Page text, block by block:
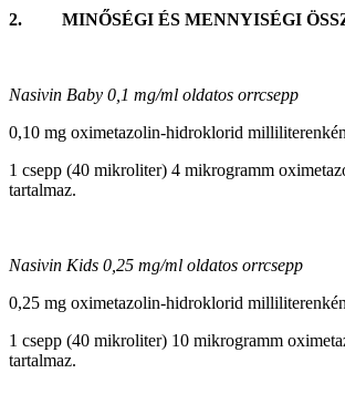
2. MINŐSÉGI ÉS MENNYISÉGI
Nasivin Baby 0,1 mg/ml oldatos orrcsepp
0,10 mg oximetazolin-hidroklorid
1 csepp (40 mikroliter) 4 mikrogramm
tartalmaz.
Nasivin Kids 0,25 mg/ml oldatos orrcsepp
0,25 mg oximetazolin-hidroklorid
1 csepp (40 mikroliter) 10 mikrogramm
tartalmaz.